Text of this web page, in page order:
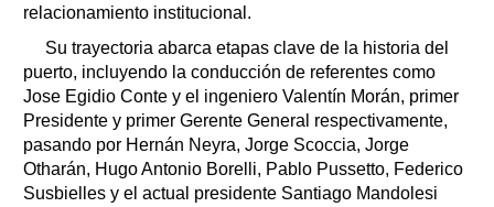
relacionamiento institucional.
Su trayectoria abarca etapas clave de la historia del
puerto, incluyendo la conducción de referentes como
Jose Egidio Conte y el ingeniero Valentín Morán, primer
Presidente y primer Gerente General respectivamente,
pasando por Hernán Neyra, Jorge Scoccia, Jorge
Otharán, Hugo Antonio Borelli, Pablo Pussetto, Federico
Susbielles y el actual presidente Santiago Mandolesi